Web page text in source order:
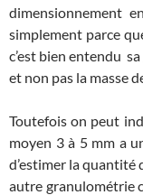
dimensionnement
simplement parce
c’est bien entendu
et non pas la masse
Toutefois on peut
moyen 3 à 5 mm a
d’estimer la quantité
autre granulométrie